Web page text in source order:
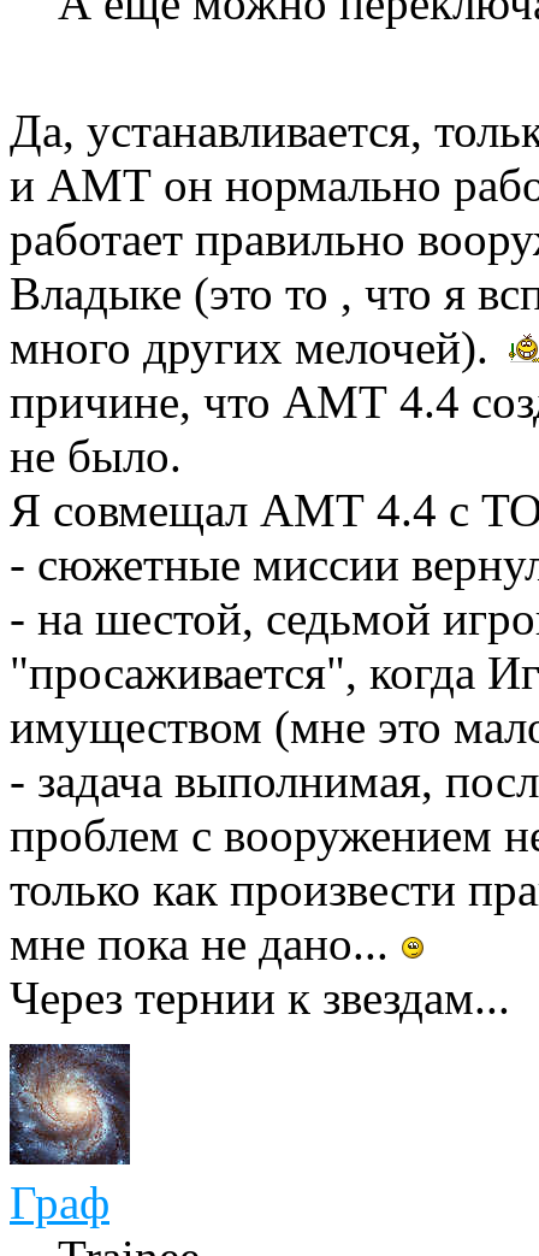
Да, устанавливается,
и АМТ он нормально
работает правильно
Владыке (это то , что я
много других мелочей).
причине, что АМТ 4.4
не было.
Я совмещал АМТ 4.4 с
- сюжетные миссии
- на шестой, седьмой
"просаживается", когда
имуществом (мне это
- задача выполнимая,
проблем с вооружением
только как произвести
мне пока не дано...
Через тернии к звездам...
Граф